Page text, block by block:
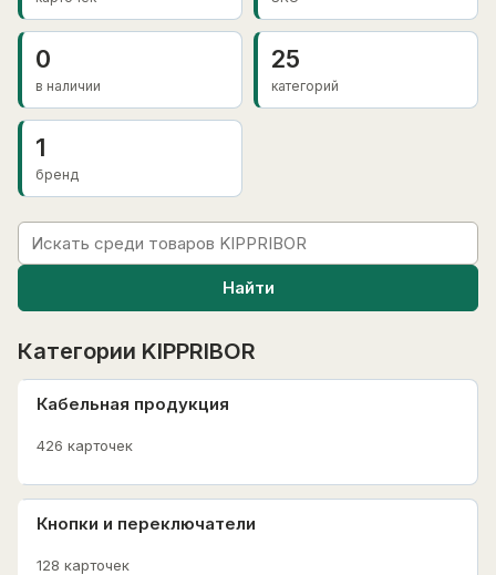
0
в наличии
25
категорий
1
бренд
Найти
Категории KIPPRIBOR
Кабельная продукция
426 карточек
Кнопки и переключатели
128 карточек